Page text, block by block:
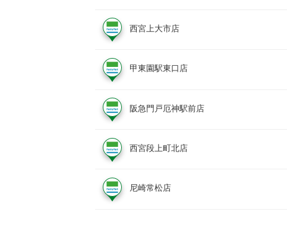
西宮上大市店
甲東園駅東口店
阪急門戸厄神駅前店
西宮段上町北店
尼崎常松店